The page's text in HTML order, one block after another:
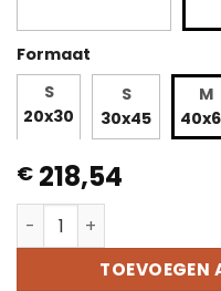
Formaat
S
20x30
S
30x45
M
€ 218,54
Stadse koeten aantal
TOEVOEGEN